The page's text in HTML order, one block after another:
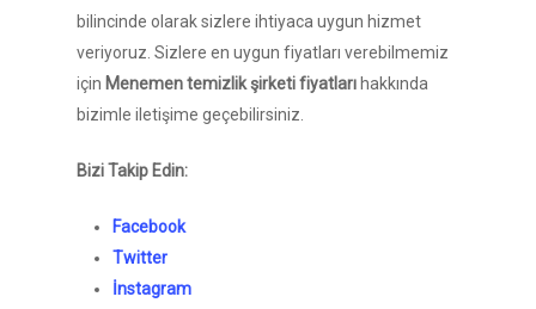
bilincinde olarak sizlere ihtiyaca uygun hizmet
veriyoruz. Sizlere en uygun fiyatları verebilmemiz
için Menemen temizlik şirketi fiyatları hakkında
bizimle iletişime geçebilirsiniz.
Bizi Takip Edin:
Facebook
Twitter
İnstagram